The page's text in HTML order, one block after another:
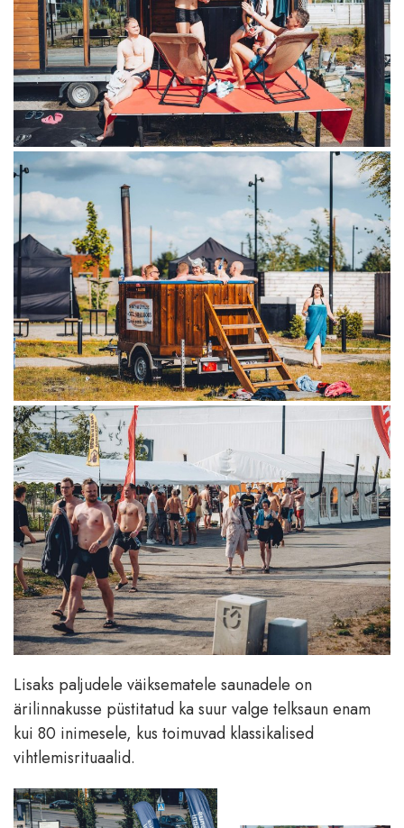
Lisaks paljudele väiksematele saunadele on
ärilinnakusse püstitatud ka suur valge telksaun enam
kui 80 inimesele, kus toimuvad klassikalised
vihtlemisrituaalid.